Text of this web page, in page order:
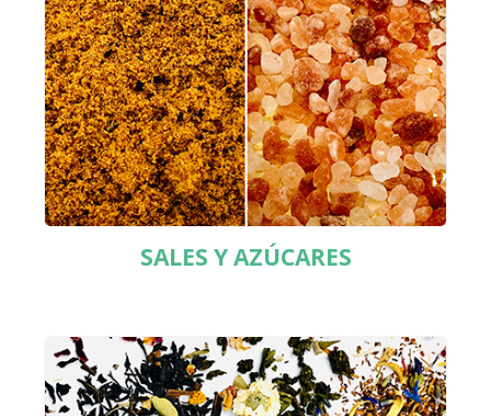
SALES Y AZÚCARES